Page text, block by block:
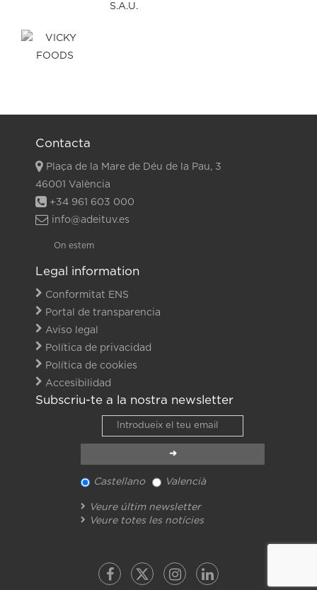
Contacta
Plaça de la Mare de Déu de la Pau, 3
46001 València
+34 961 603 000
info@adeituv.es
On estem
Legal information
Conformitat ENS
Portal de transparencia
Aviso legal
Política de privacidad
Política de cookies
Accesibilidad
Subscriu-te a la nostra newsletter
Castellano Valencià
Veure últim newsletter
Veure totes les notícies